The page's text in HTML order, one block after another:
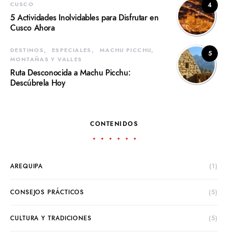
4
CUSCO
5 Actividades Inolvidables para Disfrutar en
Cusco Ahora
5
DESTINOS ESPECIALES
MACHU PICCHU
MONTAÑAS Y VALLES
Ruta Desconocida a Machu Picchu:
Descúbrela Hoy
CONTENIDOS
AREQUIPA (1)
CONSEJOS PRÁCTICOS (5)
CULTURA Y TRADICIONES (5)